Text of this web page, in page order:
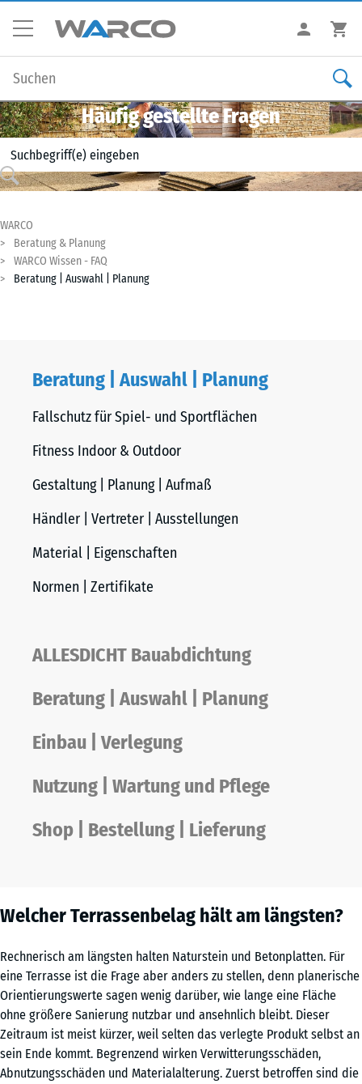
Häufig gestellte Fragen
WARCO
Beratung & Planung
WARCO Wissen - FAQ
Beratung | Auswahl | Planung
Beratung | Auswahl | Planung
Fallschutz für Spiel- und Sportflächen
Fitness Indoor & Outdoor
Gestaltung | Planung | Aufmaß
Händler | Vertreter | Ausstellungen
Material | Eigenschaften
Normen | Zertifikate
ALLESDICHT Bauabdichtung
Beratung | Auswahl | Planung
Einbau | Verlegung
Nutzung | Wartung und Pflege
Shop | Bestellung | Lieferung
Welcher Terrassenbelag hält am längsten?
Rechnerisch am längsten halten Naturstein und Betonplatten. Für
eine Terrasse ist die Frage aber anders zu stellen, denn planerische
Orientierungswerte sagen wenig darüber, wie lange eine Fläche
ohne größere Sanierung nutzbar und ansehnlich bleibt. Dieser
Zeitraum ist meist kürzer, weil selten das verlegte Produkt selbst an
sein Ende kommt. Begrenzend wirken Verwitterungsschäden,
Abnutzungsschäden und Materialalterung. Zuerst betroffen sind die